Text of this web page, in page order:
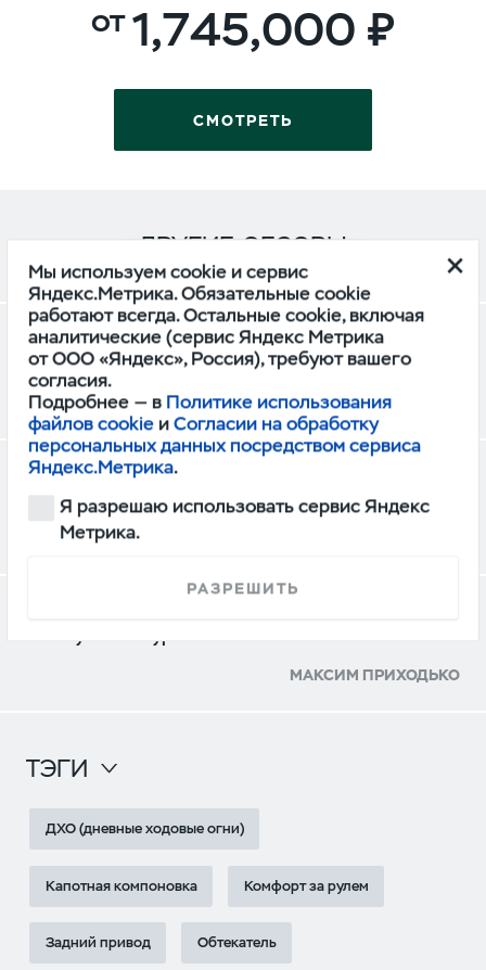
1,745,000
СМОТРЕТЬ
ДРУГИЕ ОБЗОРЫ
УАЗ Профи превратили в уникальный
топливозаправщик
СТАНИСЛАВ ВЬЮГА
Легко ли быть водителем «Профи»: тест-драйв
фургона от УАЗ с газобалонным оборудованием
МАКСИМ ПРИХОДЬКО
ТЭГИ
ДХО (дневные ходовые огни)
Капотная компоновка Комфорт за рулем
Задний привод Обтекатель
Мы используем cookie и сервис
Яндекс.Метрика. Обязательные cookie
работают всегда. Остальные cookie, включая
аналитические (сервис Яндекс Метрика
от ООО «Яндекс», Россия), требуют вашего
согласия.
Подробнее — в Политике использования
файлов cookie иСогласии на обработку
персональных данных посредством сервиса
Яндекс.Метрика.
Я разрешаю использовать сервис Яндекс
Метрика.
РАЗРЕШИТЬ